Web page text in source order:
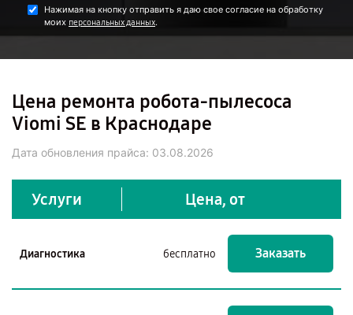
Нажимая на кнопку отправить я даю свое согласие на обработку
моих персональных данных.
Цена ремонта робота-пылесоса
Viomi SE в Краснодаре
Дата обновления прайса: 03.08.2026
Услуги Цена, от
Диагностика бесплатно Заказать